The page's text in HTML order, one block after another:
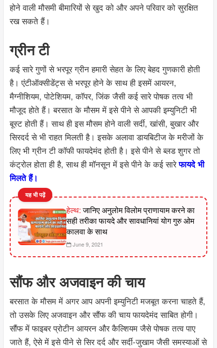
होने वाली मौसमी बीमारियों से खुद को और अपने परिवार को सुरक्षित
रख सकते हैं।
ग्रीन टी
कई सारे गुणों से भरपूर ग्रीन हमारी सेहत के लिए बेहद गुणकारी होती
है। एंटीऑक्सीडेंट्स से भरपूर होने के साथ ही इसमें आयरन,
मैग्नीशियम, पोटेशियम, कॉपर, जिंक जैसी कई सारे पोषक तत्व भी
मौजूद होते हैं। बरसात के मौसम में इसे पीने से आपकी इम्युनिटी भी
बूस्ट होती हैं। साथ ही इस मौसम होने वाली सर्दी, खांसी, बुखार और
सिरदर्द से भी राहत मिलती है। इसके अलावा डायबिटीज के मरीजों के
लिए भी ग्रीन टी कॉफी फायदेमंद होती है। इसे पीने से ब्लड शुगर तो
कंट्रोल होता ही है, साथ ही मॉनसून में इसे पीने के कई सारेफायदे भी
मिलते हैं।
यह भी पढ़ें
हेल्थ:जानिए अनुलोम विलोम प्राणायाम करने का
सही तरीका फायदे और सावधानियां योग गुरु ओम
कालवा के साथ
June 9, 2021
सौंफ और अजवाइन की चाय
बरसात के मौसम में अगर आप अपनी इम्युनिटी मजबूत करना चाहते हैं,
तो उसके लिए अजवाइन और सौंफ की चाय फायदेमंद साबित होगी।
सौंफ में फाइबर प्रोटीन आयरन और कैल्शियम जैसे पोषक तत्व पाए
जाते हैं, ऐसे में इसे पीने से सिर दर्द और सर्दी-जुखाम जैसी समस्याओं से